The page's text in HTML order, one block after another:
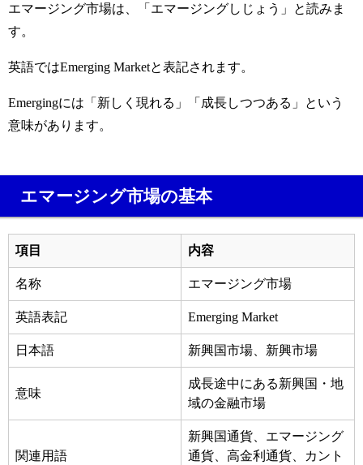
エマージング市場は、「エマージングしじょう」と読みま
す。
英語ではEmerging Marketと表記されます。
Emergingには「新しく現れる」「成長しつつある」という
意味があります。
エマージング市場の基本
項目 内容
名称 エマージング市場
英語表記 Emerging Market
日本語 新興国市場、新興市場
意味
成長途中にある新興国・地
域の金融市場
関連用語
新興国通貨、エマージング
通貨、高金利通貨、カント